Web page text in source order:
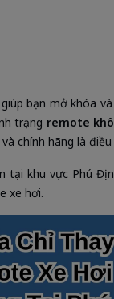
bạn mở khóa
trạng remote
chính hãng là
khu vực Phú
xe hơi.